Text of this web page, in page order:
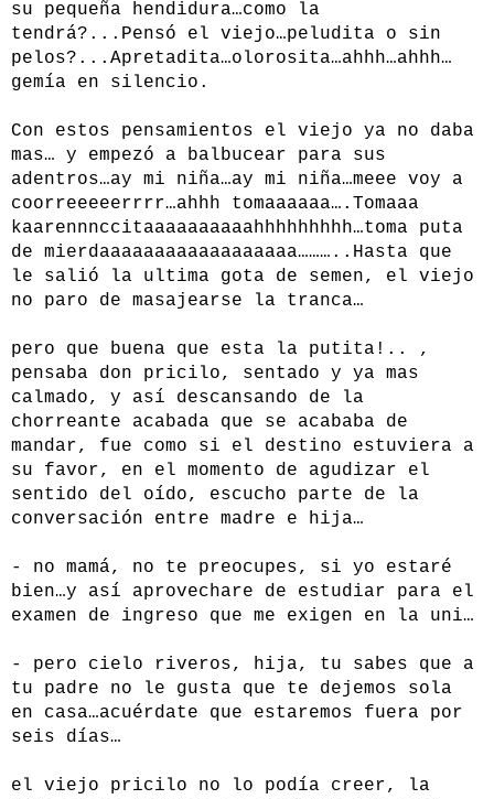
su pequeña hendidura…como la
tendrá?...Pensó el viejo…peludita o sin
pelos?...Apretadita…olorosita…ahhh…ahhh…
gemía en silencio.
Con estos pensamientos el viejo ya no daba
mas… y empezó a balbucear para sus
adentros…ay mi niña…ay mi niña…meee voy a
coorreeeeerrrr…ahhh tomaaaaaa….Tomaaa
kaarennnccitaaaaaaaaaahhhhhhhhh…toma puta
de mierdaaaaaaaaaaaaaaaaaa………..Hasta que
le salió la ultima gota de semen, el viejo
no paro de masajearse la tranca…
pero que buena que esta la putita!.. ,
pensaba don pricilo, sentado y ya mas
calmado, y así descansando de la
chorreante acabada que se acababa de
mandar, fue como si el destino estuviera a
su favor, en el momento de agudizar el
sentido del oído, escucho parte de la
conversación entre madre e hija…
- no mamá, no te preocupes, si yo estaré
bien…y así aprovechare de estudiar para el
examen de ingreso que me exigen en la uni…
- pero cielo riveros, hija, tu sabes que a
tu padre no le gusta que te dejemos sola
en casa…acuérdate que estaremos fuera por
seis días…
el viejo pricilo no lo podía creer, la